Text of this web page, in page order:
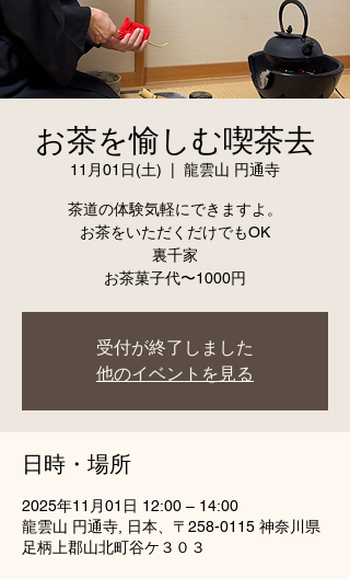
お茶を愉しむ喫茶去
11月01日(土) 龍雲山 円通寺
茶道の体験気軽にできますよ。
お茶をいただくだけでもOK
裏千家
受付が終了しました
他のイベントを見る
日時・場所
2025年11月01日 12:00 – 14:00
龍雲山 円通寺, 日本、〒258-0115 神奈川県
足柄上郡山北町谷ケ３０３